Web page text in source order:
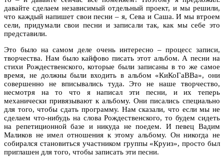
давайте сделаем независимый отдельный проект, и мы решили,
что каждый напишет свои песни – я, Сева и Саша. И мы втроем
сели, придумали свои песни и записали так, как мы себе это
представили.
Это было на самом деле очень интересно – процесс записи,
творчества. Нам было кайфово писать этот альбом. А песни на
стихи Рождественского, которые были записаны в то же самое
время, не должны были входить в альбом «КиКоГаВВа», они
совершенно не вписывались туда. Это не наше творчество,
несмотря на то что я написал эти песни, и их теперь
механически привязывают к альбому. Они писались специально
для того, чтобы сдать программу. Нам сказали, что если мы не
сделаем что-нибудь на слова Рождественского, то будем сидеть
на репетиционной базе и никуда не поедем. И певец Вадим
Маликов не имел отношения к этому альбому. Он никогда не
собирался становиться участником группы «Круиз», просто был
приглашен для того, чтобы записать эти песни.